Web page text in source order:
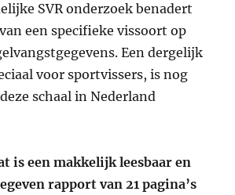
SVR onderzoek benadert
een specifieke vissoort op
Een dergelijk
voor sportvissers, is nog
schaal in Nederland
is een makkelijk leesbaar en
rapport van 21 pagina’s